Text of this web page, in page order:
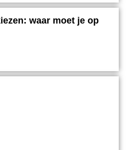
waar moet je op